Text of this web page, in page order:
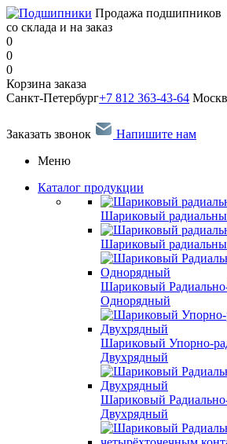
Продажа подшипников
со склада и на заказ
0
0
0
Корзина заказа
Санкт-Петербург+7 812 363-43-64
Заказать звонок
Напишите нам
Меню
Каталог продукции
Шариковый
Шариковый
Шариковый
Однорядный
Шариковый Упорно-
Двухрядный
Шариковый
Двухрядный